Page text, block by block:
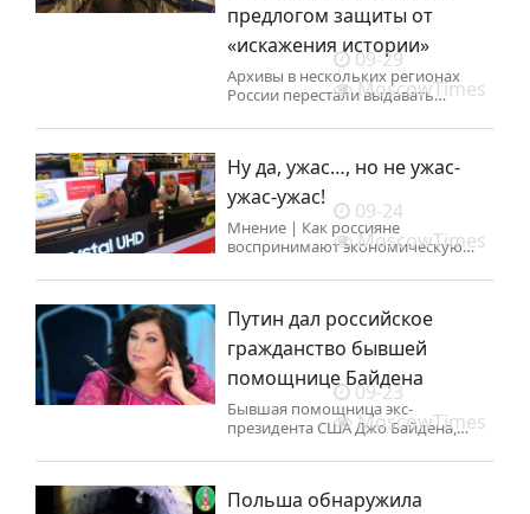
предлогом защиты от
«искажения истории»
Архивы в нескольких регионах
России перестали выдавать
репрессированных в советское
09-29
MoscowTimes
Ну да, ужас…, но не ужас-
ужас-ужас!
Мнение | Как россияне
воспринимают экономическую
давно, с тех самых пор, как я
стал причастен к обсуждению и
принятию решений.
09-24
MoscowTimes
Путин дал российское
гражданство бывшей
помощнице Байдена
Бывшая помощница экс-
президента США Джо Байдена,
насилии, Тара Рид получила
09-23
MoscowTimes
Польша обнаружила